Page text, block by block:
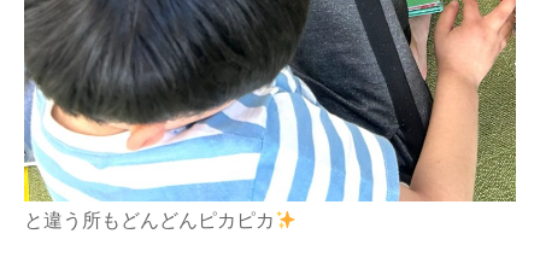
と違う所もどんどんピカピカ